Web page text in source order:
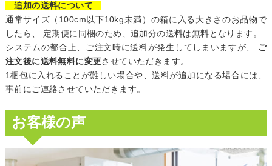
追加の送料について
通常サイズ（100cm以下10kg未満）の箱に入る大きさのお品物で
したら、 定期便に同梱のため、追加分の送料は無料となります。
システムの都合上、ご注文時に送料が発生してしまいますが、 ご
注文後に送料無料に変更させていただきます。
1梱包に入れることが難しい場合や、送料が追加になる場合には、
事前にご連絡させていただきます。
お客様の声